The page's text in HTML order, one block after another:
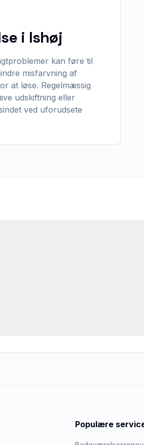
i Ishøj
kan føre til
misfarvning af
at løse. Regelmæssig
udskiftning eller
ved uforudsete
Populære